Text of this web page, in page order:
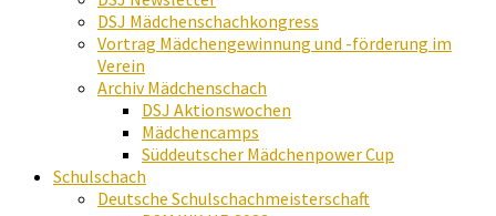
DSJ Mädchenschachkongress
Vortrag Mädchengewinnung und -förderung im
Verein
Archiv Mädchenschach
DSJ Aktionswochen
Mädchencamps
Süddeutscher Mädchenpower Cup
Schulschach
Deutsche Schulschachmeisterschaft